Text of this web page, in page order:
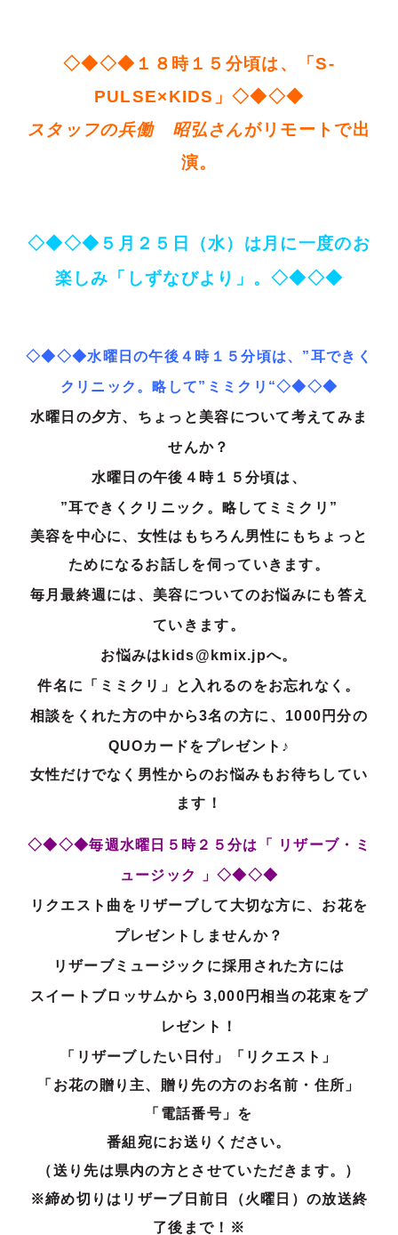
◇◆◇◆ １８時１５分頃は、「S-
PULSE×KIDS 」◇◆◇◆
スタッフの兵働 昭弘さんがリモートで出
演。
◇◆◇◆５月２５日（水）は 月に一度のお
楽しみ「しずなびより」。◇◆◇◆
◇◆◇◆水曜日の午後４時１５分頃は、”耳できく
クリニック。略して”ミミクリ“◇◆◇◆
水曜日の夕方、ちょっと美容について考えてみま
せんか？
水曜日の午後４時１５分頃は、
”耳できくクリニック。略してミミクリ”
美容を中心に、女性はもちろん男性にもちょっと
ためになるお話しを伺っていきます。
毎月最終週には、美容についてのお悩みにも答え
ていきます。
お悩みはkids@kmix.jpへ。
件名に「ミミクリ」と入れるのをお忘れなく。
相談をくれた方の中から3名の方に、1000円分の
QUOカードをプレゼント♪
女性だけでなく男性からのお悩みもお待ちしてい
ます！
◇◆◇◆毎週水曜日５時２５分は「 リザーブ・ミ
ュージック 」◇◆◇◆
リクエスト曲をリザーブして大切な方に、お花を
プレゼントしませんか？
リザーブミュージックに採用された方には
スイートブロッサムから 3,000円相当の花束をプ
レゼント！
「リザーブしたい日付」「リクエスト」
「お花の贈り主、贈り先の方のお名前・住所」
「電話番号」を
番組宛にお送りください。
（送り先は県内の方とさせていただきます。）
※締め切りはリザーブ日前日（火曜日）の放送終
了後まで！※